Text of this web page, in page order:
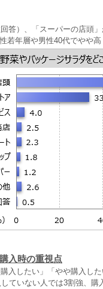
答）、「スーパーの店頭
若年層や男性40代でやや高
入時の重視点
入したい」「やや購入し
ていない人では3割強、